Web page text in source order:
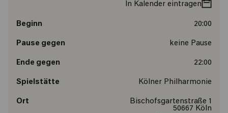
In Kalender eintragen
Beginn 20:00
Pause gegen keine Pause
Ende gegen 22:00
Spielstätte Kölner Philharmonie
Ort
Bischofsgartenstraße 1
50667 Köln